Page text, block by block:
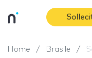
Home Brasile